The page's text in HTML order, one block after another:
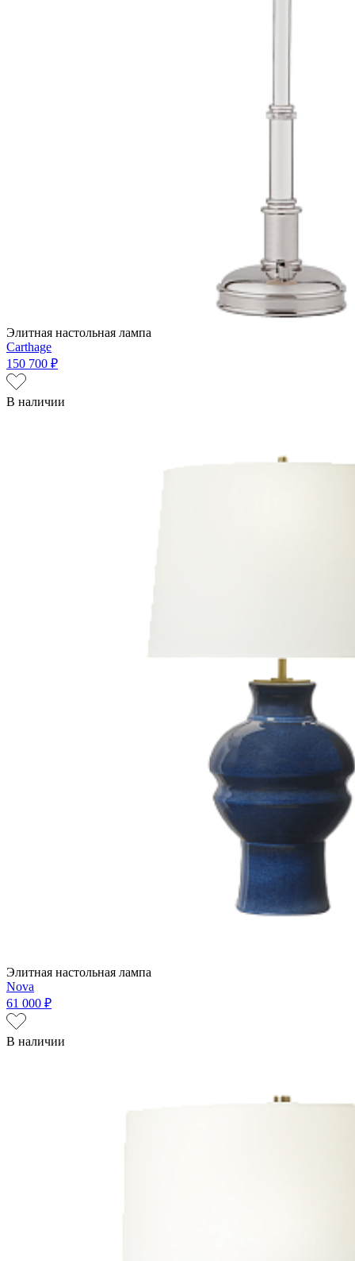
Элитная настольная лампа
Carthage
150 700 ₽
В наличии
Элитная настольная лампа
Nova
61 000 ₽
В наличии